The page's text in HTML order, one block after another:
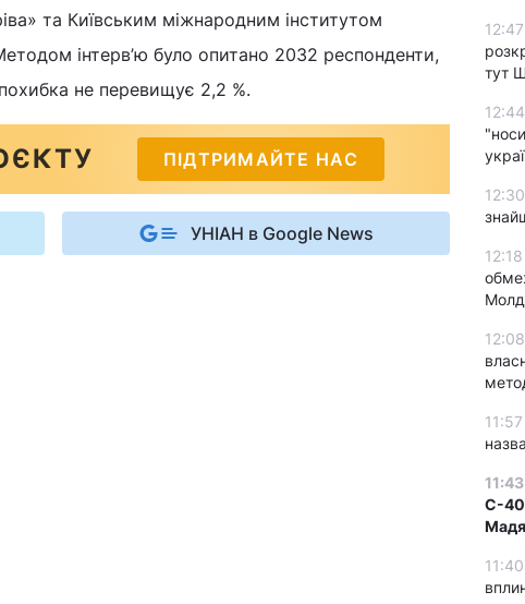
та Київським міжнародним інститутом
інтерв’ю було опитано 2032 респонденти,
не перевищує 2,2 %.
ПІДТРИМАЙТЕ НАС
УНІАН в Google News
12:47
тут
12:44
12:30
12:18
12:08
11:57
11:43
С-
11:40